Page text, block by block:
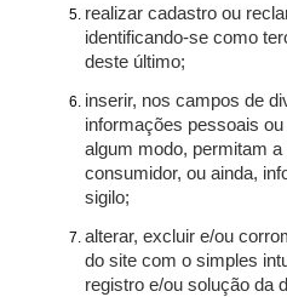
realizar cadastro ou
identificando-se como
deste último;
inserir, nos campos de
informações pessoais
algum modo, permitam a
consumidor, ou ainda,
sigilo;
alterar, excluir e/ou
do site com o simples
registro e/ou solução da